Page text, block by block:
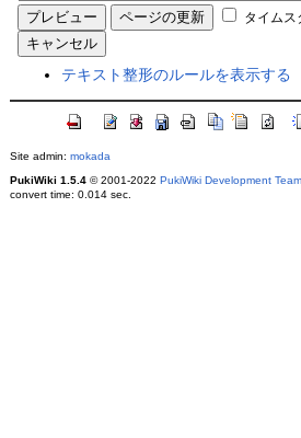
タイムス
テキスト整形のルールを表示する
Site admin: mokada
PukiWiki 1.5.4© 2001-2022 PukiWiki Development Team
convert time: 0.014 sec.